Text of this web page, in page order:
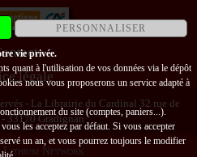
légale
- La Librairie du Cardinal 32 rue de
33170 Gradignan
Lithium Network
PERSONNALISER
vie privée.
quant à l'utilisation de vos données via le dépôt
nous vous proposerons un service adapté à
du site (comptes, paniers...).
les acceptez par défaut. Si vous accepter
un an, et vous pourrez toujours le modifier